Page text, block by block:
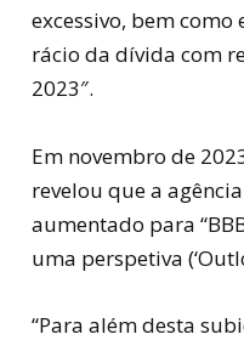
excessivo, bem
rácio da dívida com
2023″.
Em novembro de
revelou que a
aumentado para
uma perspetiva
“Para além desta